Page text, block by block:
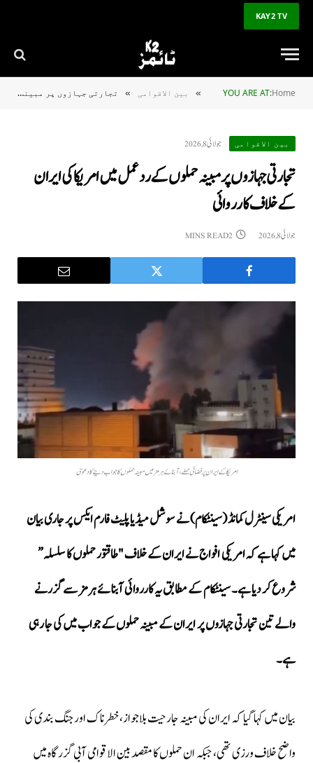
KAY2 TV
YOU ARE AT:Home
» بین الاقوامی » تجارتی جہازوں پر مبینہ حملوں کے ردعمل میں امریکا کی ایران کے خلاف کارروائی
بین الاقوامی جولائی 8, 2026
تجارتی جہازوں پر مبینہ حملوں کے ردعمل میں امریکا کی ایران
کے خلاف کارروائی
جولائی 8, 2026 2 MINS READ
امریکا کے ایران پر فضائی حملے، آبنائے ہرمز میں مبینہ حملوں کا جواب دینے کا دعویٰ
امریکی سینٹرل کمانڈ (سینٹکام) نے سوشل میڈیا پلیٹ فارم ایکس پر جاری بیان
میں کہا ہے کہ امریکی افواج نے ایران کے خلاف "طاقتور حملوں کا سلسلہ”
شروع کر دیا ہے۔ سینٹکام کے مطابق یہ کارروائی آبنائے ہرمز سے گزرنے
والے تین تجارتی جہازوں پر ایران کے مبینہ حملوں کے جواب میں کی جا رہی
ہے۔
بیان میں کہا گیا کہ ایران کی مبینہ جارحیت بلاجواز، خطرناک اور جنگ بندی کی
واضح خلاف ورزی تھی، جبکہ ان حملوں کا مقصد بین الاقوامی آبی گزرگاہ میں